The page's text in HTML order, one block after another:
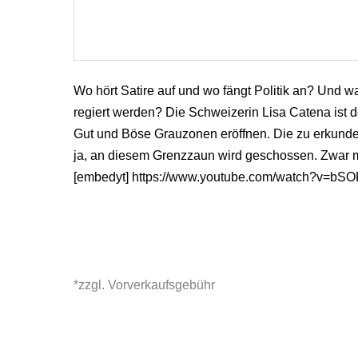
Wo hört Satire auf und wo fängt Politik an? Und
regiert werden? Die Schweizerin Lisa Catena ist
Gut und Böse Grauzonen eröffnen. Die zu
ja, an diesem Grenzzaun wird geschossen.
[embedyt] https://www.youtube.com/
*zzgl. Vorverkaufsgebühr